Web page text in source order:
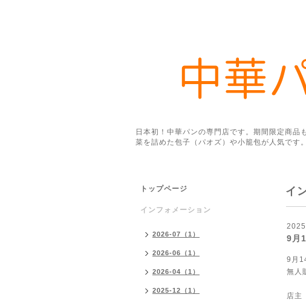
日本初！中華パンの専門店です。期間限定商
菜を詰めた包子（パオズ）や小籠包が人気です
イ
9月
9月
無人
店主
トップページ
インフォメーション
2026-07（1）
2026-06（1）
2026-04（1）
2025-12（1）